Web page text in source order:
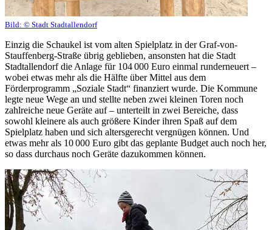
Bild: © Stadt Stadtallendorf
Einzig die Schaukel ist vom alten Spielplatz in der Graf-von-
Stauffenberg-Straße übrig geblieben, ansonsten hat die Stadt
Stadtallendorf die Anlage für 104 000 Euro einmal runderneuert –
wobei etwas mehr als die Hälfte über Mittel aus dem
Förderprogramm „Soziale Stadt“ finanziert wurde. Die Kommune
legte neue Wege an und stellte neben zwei kleinen Toren noch
zahlreiche neue Geräte auf – unterteilt in zwei Bereiche, dass
sowohl kleinere als auch größere Kinder ihren Spaß auf dem
Spielplatz haben und sich altersgerecht vergnügen können. Und
etwas mehr als 10 000 Euro gibt das geplante Budget auch noch her,
so dass durchaus noch Geräte dazukommen können.